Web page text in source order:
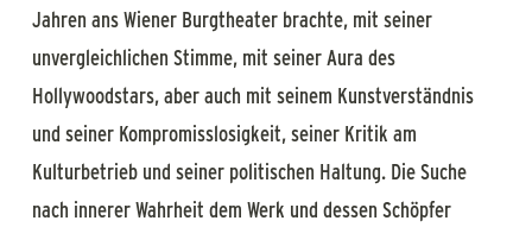
Jahren ans Wiener Burgtheater brachte, mit seiner
unvergleichlichen Stimme, mit seiner Aura des
Hollywoodstars, aber auch mit seinem Kunstverständnis
und seiner Kompromisslosigkeit, seiner Kritik am
Kulturbetrieb und seiner politischen Haltung. Die Suche
nach innerer Wahrheit dem Werk und dessen Schöpfer